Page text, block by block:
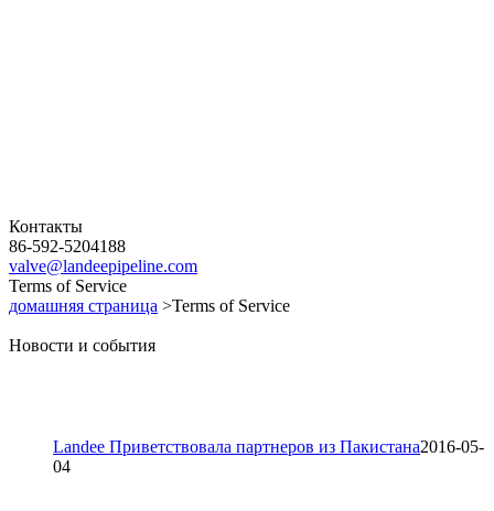
Контакты
86-592-5204188
valve@landeepipeline.com
Terms of Service
домашняя страница >Terms of Service
Новости и события
Landee Приветствовала партнеров из Пакистана2016-05-
04